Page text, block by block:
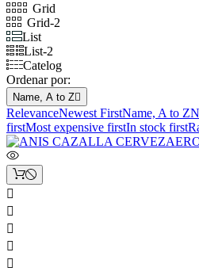
Grid
Grid-2
List
List-2
Catelog
Ordenar por:
Name, A to Z
RelevanceNewest FirstName, A to Z
firstMost expensive firstIn stock first




